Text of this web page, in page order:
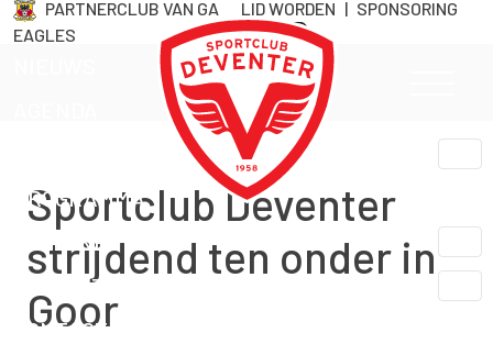
Skip
naar
PARTNERCLUB VAN GA
EAGLES
LID WORDEN | SPONSORING
PROGRAMMA
CLUB INFO
LIDMAATSCHAP
CONTACT
Sportclub Deventer
strijdend ten onder in
Goor